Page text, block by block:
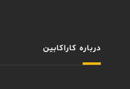
درباره کاراکابین